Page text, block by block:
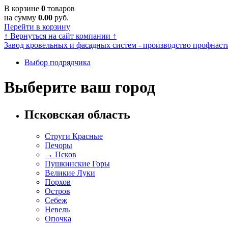
В корзине 0 товаров
на сумму 0.00 руб.
Перейти в корзину
↑ Вернуться на сайт компании ↑
Завод кровельных и фасадных систем - производство
Выбор подрядчика
Выберите ваш город
Псковская область
Струги Красные
Печоры
→ Псков
Пушкинские Горы
Великие Луки
Порхов
Остров
Себеж
Невель
Опочка